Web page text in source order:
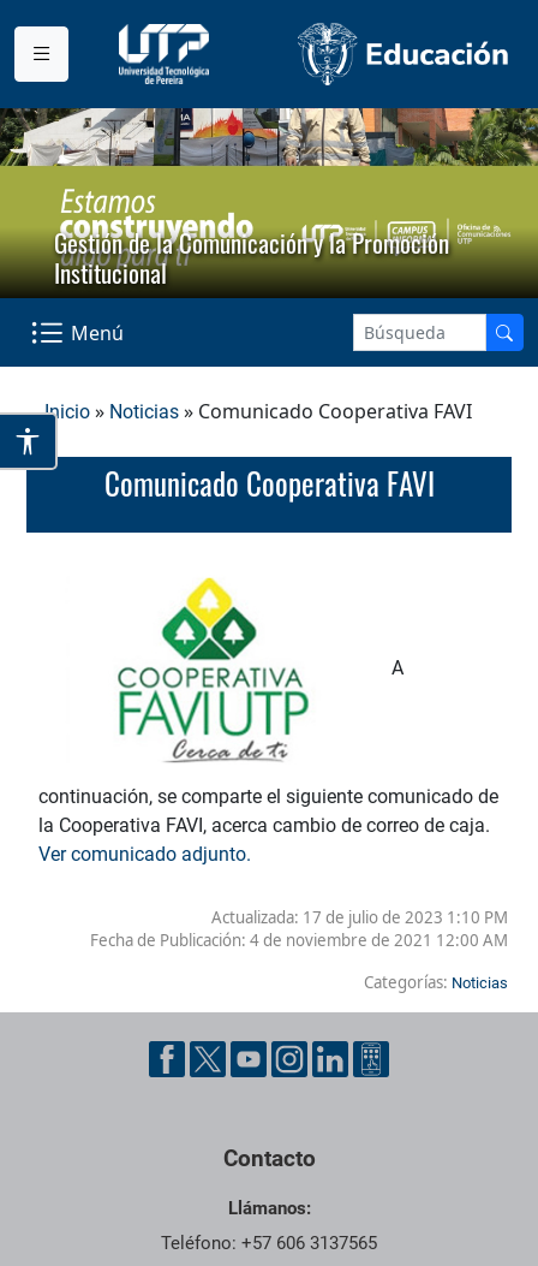
Gestión de la Comunicación y la Promoción
Institucional
Menú
Inicio » Noticias » Comunicado Cooperativa FAVI
Comunicado Cooperativa FAVI
A
continuación, se comparte el siguiente comunicado de
la Cooperativa FAVI, acerca cambio de correo de caja.
Ver comunicado adjunto.
Actualizada: 17 de julio de 2023 1:10 PM
Fecha de Publicación: 4 de noviembre de 2021 12:00 AM
Categorías: Noticias
Contacto
Llámanos:
Teléfono: +57 606 3137565